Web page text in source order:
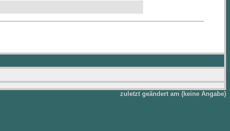
zuletzt geändert am (keine Angabe)